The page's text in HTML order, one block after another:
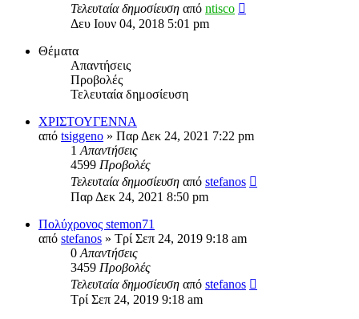
Τελευταία δημοσίευση από ntisco
Δευ Ιουν 04, 2018 5:01 pm
Θέματα
Απαντήσεις
Προβολές
Τελευταία δημοσίευση
ΧΡΙΣΤΟΥΓΕΝΝΑ
από tsiggeno » Παρ Δεκ 24, 2021 7:22 pm
1 Απαντήσεις
4599 Προβολές
Τελευταία δημοσίευση από stefanos
Παρ Δεκ 24, 2021 8:50 pm
Πολύχρονος stemon71
από stefanos » Τρί Σεπ 24, 2019 9:18 am
0 Απαντήσεις
3459 Προβολές
Τελευταία δημοσίευση από stefanos
Τρί Σεπ 24, 2019 9:18 am